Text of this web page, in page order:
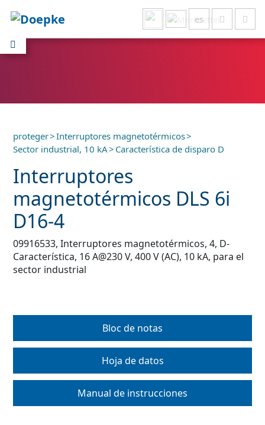
es
proteger>Interruptores magnetotérmicos>
Sector industrial, 10 kA> Característica de disparo D
Interruptores
magnetotérmicos DLS 6i
D16-4
09916533, Interruptores magnetotérmicos, 4, D-
Característica, 16 A@230 V, 400 V (AC), 10 kA, para el
sector industrial
Bloc de notas
Hoja de datos
Manual de instrucciones